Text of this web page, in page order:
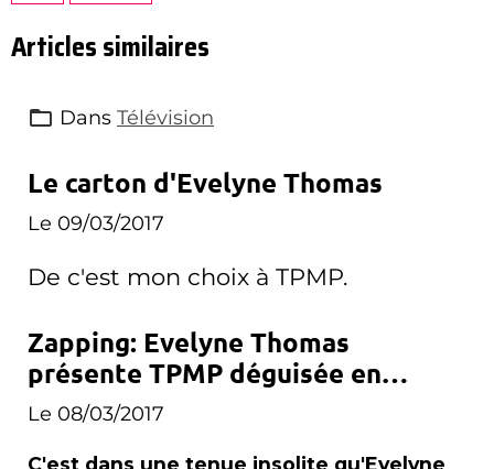
Articles similaires
Dans Télévision
Le carton d'Evelyne Thomas
Le 09/03/2017
De c'est mon choix à TPMP.
Zapping: Evelyne Thomas
présente TPMP déguisée en
carotte
Le 08/03/2017
C'est dans une tenue insolite qu'Evelyne